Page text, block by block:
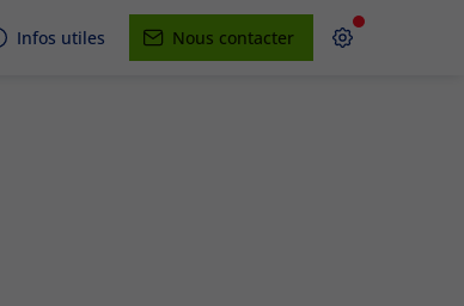
Infos utiles Nous contacter